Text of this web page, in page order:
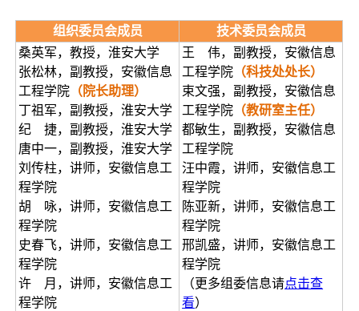
组织委员会成员
技术委员会成员
桑英军，教授，淮安大学
张松林，副教授，安徽信息
工程学院 （院长助理）
丁祖军，副教授，淮安大学
纪 捷，副教授，淮安大学
唐中一，副教授，淮安大学
刘传柱，讲师，安徽信息工
程学院
胡 咏，讲师，安徽信息工
程学院
史春飞，讲师，安徽信息工
程学院
许 月，讲师，安徽信息工
程学院
王 伟，副教授，安徽信息
工程学院 （科技处处长）
束文强，副教授，安徽信息
工程学院 （教研室主任）
都敏生，副教授，安徽信息
工程学院
汪中霞，讲师，安徽信息工
程学院
陈亚新，讲师，安徽信息工
程学院
邢凯盛，讲师，安徽信息工
程学院
（更多组委信息请点击查
看）